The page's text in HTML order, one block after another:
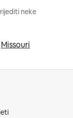
neke
Missouri